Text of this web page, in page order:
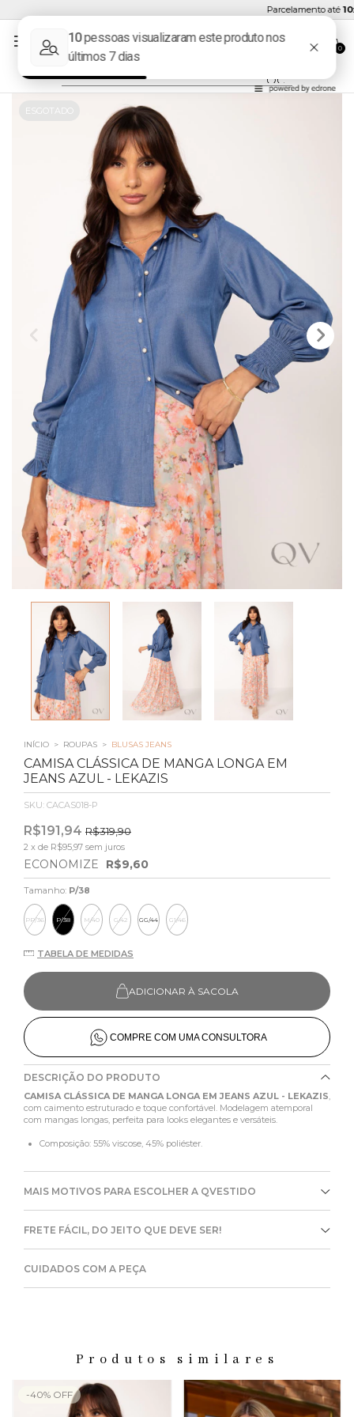
Parcelamento até10x
0
ESGOTADO
INÍCIO > ROUPAS > BLUSAS JEANS
CAMISA CLÁSSICA DE MANGA LONGA EM
JEANS AZUL - LEKAZIS
SKU: CACAS018-P
R$191,94 R$319,90
2 x de R$95,97 sem juros
ECONOMIZE R$9,60
Tamanho: P/38
PP/36 P/38 M/40 G/42 GG/44 G1/46
TABELA DE MEDIDAS
ADICIONAR À SACOLA
COMPRE COM UMA CONSULTORA
DESCRIÇÃO DO PRODUTO
CAMISA CLÁSSICA DE MANGA LONGA EM JEANS AZUL - LEKAZIS,
com caimento estruturado e toque confortável. Modelagem atemporal
com mangas longas, perfeita para looks elegantes e versáteis.
Composição: 55% viscose, 45% poliéster.
MAIS MOTIVOS PARA ESCOLHER A QVESTIDO
FRETE FÁCIL, DO JEITO QUE DEVE SER!
CUIDADOS COM A PEÇA
Produtos similares
-40% OFF